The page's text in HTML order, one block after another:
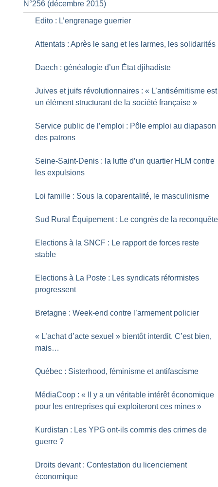
N°256 (décembre 2015)
Edito : L’engrenage guerrier
Attentats : Après le sang et les larmes, les solidarités
Daech : généalogie d’un État djihadiste
Juives et juifs révolutionnaires : « L’antisémitisme est
un élément structurant de la société française »
Service public de l’emploi : Pôle emploi au diapason
des patrons
Seine-Saint-Denis : la lutte d’un quartier HLM contre
les expulsions
Loi famille : Sous la coparentalité, le masculinisme
Sud Rural Équipement : Le congrès de la reconquête
Elections à la SNCF : Le rapport de forces reste
stable
Elections à La Poste : Les syndicats réformistes
progressent
Bretagne : Week-end contre l’armement policier
« L’achat d’acte sexuel » bientôt interdit. C’est bien,
mais…
Québec : Sisterhood, féminisme et antifascisme
MédiaCoop : «
Il y a un véritable intérêt économique
pour les entreprises qui exploiteront ces mines »
Kurdistan : Les YPG ont-ils commis des crimes de
guerre ?
Droits devant : Contestation du licenciement
économique